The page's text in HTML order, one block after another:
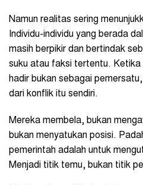
Namun realitas sering
Individu-individu yang berada
masih berpikir dan bertindak
suku atau faksi tertentu. Ketika
hadir bukan sebagai
dari konflik itu sendiri.
Mereka membela, bukan
bukan menyatukan posisi.
pemerintah adalah untuk
Menjadi titik temu, bukan titik